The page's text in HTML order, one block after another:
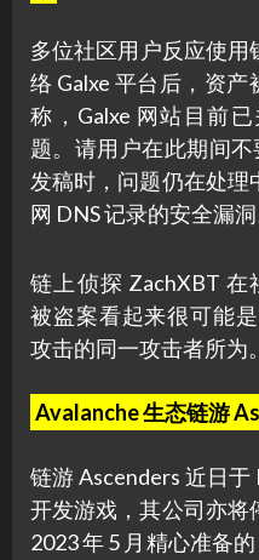
多位社区用户反应使用
络 Galxe 平台后，资
称，Galxe 网站目前
题。请用户在此期间
发稿时，问题仍在处理
网 DNS 记录的安全漏洞
链上侦探 ZachXBT 在
被盗案看起来很可能
攻击的同一攻击者所为。
Avalanche 生态链游
链游 Ascenders 近日
开发游戏，其公司亦将
2023 年 5 月精心准备